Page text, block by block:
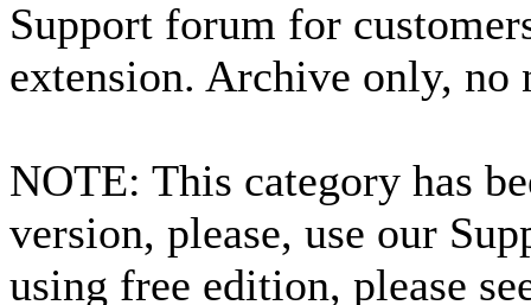
Support forum for
extension. Archive only, no
NOTE: This category has
version, please, use our
using free edition, please